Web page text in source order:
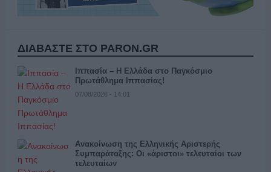
ΔΙΑΒΑΣΤΕ ΣΤΟ PARON.GR
Ιππασία – Η Ελλάδα στο Παγκόσμιο
Πρωτάθλημα Ιππασίας!
07/08/2026 - 14:01
Ανακοίνωση της Ελληνικής Αριστερής
Συμπαράταξης: Οι «άριστοι» τελευταίοι των
τελευταίων